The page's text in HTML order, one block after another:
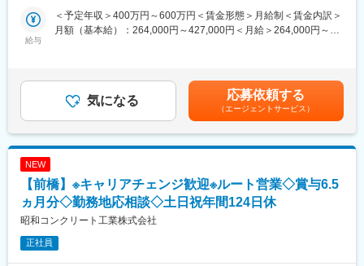
■入社後のキャリア形成について：
せするケースもあり、東証プライム上場の企業としての安定した
環境の中で、市場価値を着実に高めることが可能です。
＼圧倒的なコスト競争力を誇り右肩上がりの成長を続ける安定成
レーター等の保守契約台数は12万台超！業界内でもトップクラス
のシェアを誇り、上場来連続増収・増益を継続している安定成長
の東証プライム上場企業です！
変更の範囲：会社の定める業務
の設備を効率化するだけではなく、より高い品質、また働く人に
とってより安心して製造活動ができるようにバランスを取りなが
ら新しい設備に更新をしていきます。
■職務詳細：
・製造拠点である群馬工場内で生産している品種（木質床材、床
加工で、それぞれの加工を担う製造装置と工程間を結ぶラインで
構成されます。
・製造部門のニーズをくみ取り、装置メーカーと折衝を重ねなが
ら最適な製造設備を実現します。新規導入だけでなく稼働後の保
給与
＜予定年収＞400万円～600万円＜賃金形態＞月給制＜賃金内訳＞
月額（基本給）：264,000円～427,000円＜月給＞264,000円～
はあくまでも目安の金額であり、選考を通じて上下する可能性が
あります。月給(月額)は固定手当を含めた表記です。
気になる 応募依頼する
（エージェントサービス）
NEW
【前橋】※キャリアチェンジ歓迎※ルート営業◇賞与6.5
ヵ月分◇勤務地応相談◇土日祝年間124日休
昭和コンクリート工業株式会社
正社員